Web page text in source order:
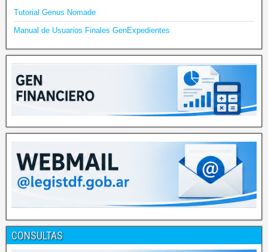
Tutorial Genus Nomade
Manual de Usuarios Finales GenExpedientes
CONSULTAS